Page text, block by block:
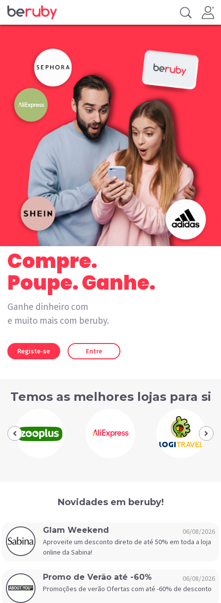
Compre.
Poupe. Ganhe.
Ganhe dinheiro com
e muito mais com beruby.
Registe-se Entre
Temos as melhores lojas para si
Novidades em beruby!
Glam Weekend
06/08/2026
Aproveite um desconto direto de até 50% em toda a loja
online da Sabina!
Promo de Verão até -60%
06/08/2026
Promoções de verão Ofertas com até -60% de desconto